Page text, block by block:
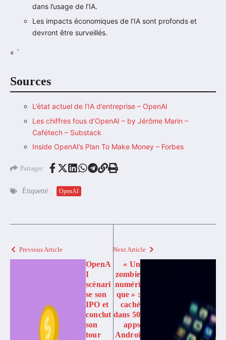
dans l’usage de l’IA.
Les impacts économiques de l’IA sont profonds et
devront être surveillés.
« `
Sources
L’état actuel de l’IA d’entreprise – OpenAI
Les chiffres fous d’OpenAI – by Jérôme Marin –
Cafétech – Substack
Inside OpenAI’s Plan To Make Money – Forbes
Partager
Étiquetté : OpenAI
Previous Article
OpenA
I
scénari
se son
IPO et
conclut
son
tour
Next Article
« Un
zombie
numéri
que » :
caché
dans 50
apps
Androi